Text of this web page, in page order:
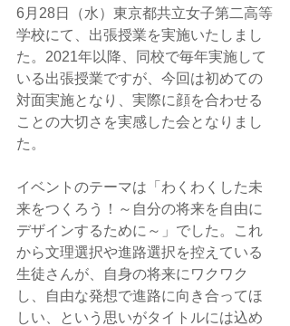
6月28日（水）東京都共立女子第二高等
学校にて、出張授業を実施いたしまし
た。2021年以降、同校で毎年実施して
いる出張授業ですが、今回は初めての
対面実施となり、実際に顔を合わせる
ことの大切さを実感した会となりまし
た。
イベントのテーマは「わくわくした未
来をつくろう！～自分の将来を自由に
デザインするために～」でした。これ
から文理選択や進路選択を控えている
生徒さんが、自身の将来にワクワク
し、自由な発想で進路に向き合ってほ
しい、という思いがタイトルには込め